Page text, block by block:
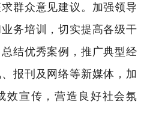
群众意见建议。加强领导
务培训，切实提高各级干
结优秀案例，推广典型经
报刊及网络等新媒体，加
效宣传，营造良好社会氛